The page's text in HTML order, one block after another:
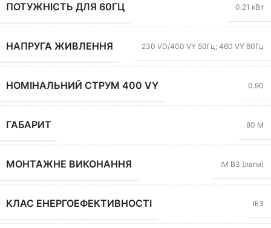
ПОТУЖНІСТЬ ДЛЯ 60ГЦ 0.21 кВт
НАПРУГА ЖИВЛЕННЯ 230 VD/400 VY 50Гц; 460 VY 60Гц
НОМІНАЛЬНИЙ СТРУМ 400 VY 0.90
ГАБАРИТ 80 M
МОНТАЖНЕ ВИКОНАННЯ IM B3 (лапи)
КЛАС ЕНЕРГОЕФЕКТИВНОСТІ IE3